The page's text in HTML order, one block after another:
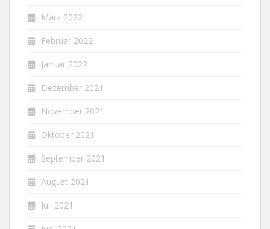
März 2022
Februar 2022
Januar 2022
Dezember 2021
November 2021
Oktober 2021
September 2021
August 2021
Juli 2021